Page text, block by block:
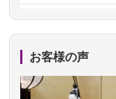
2026/08/04 14:04
2026/08/04 00:38
2026/08/03 21:17
お客様の声